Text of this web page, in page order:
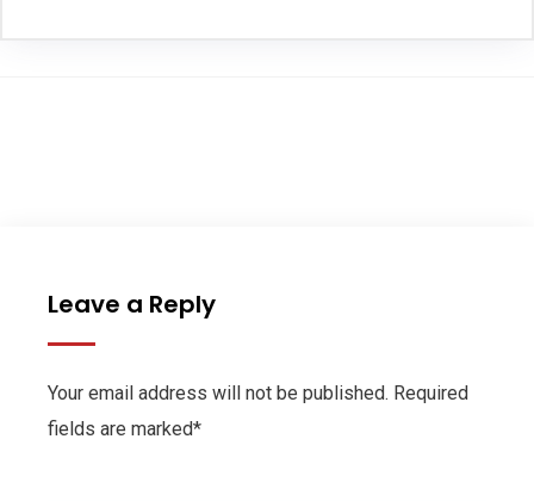
Leave a Reply
Your email address will not be published. Required
fields are marked*